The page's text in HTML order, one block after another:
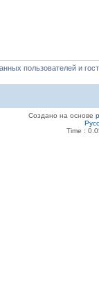
пользователей и
Создано на основе
Time :